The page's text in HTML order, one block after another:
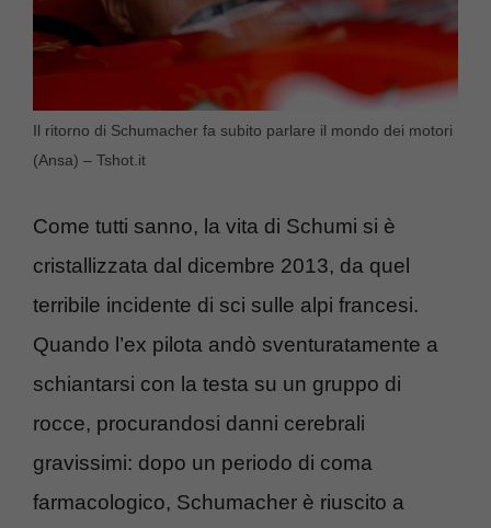
Il ritorno di Schumacher fa subito parlare il mondo dei motori
(Ansa) – Tshot.it
Come tutti sanno, la vita di Schumi si è
cristallizzata dal dicembre 2013, da quel
terribile incidente di sci sulle alpi francesi.
Quando l’ex pilota andò sventuratamente a
schiantarsi con la testa su un gruppo di
rocce, procurandosi danni cerebrali
gravissimi: dopo un periodo di coma
farmacologico, Schumacher è riuscito a